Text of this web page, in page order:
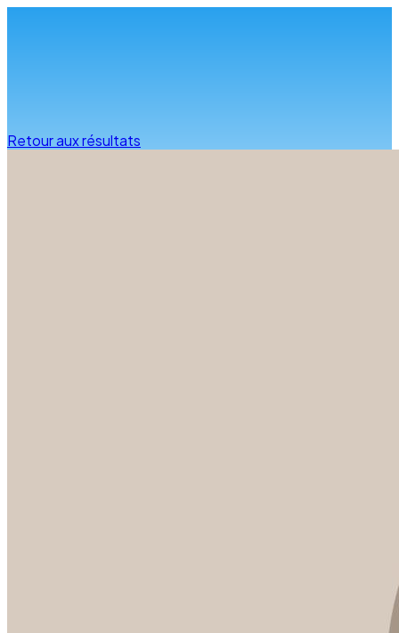
Retour aux résultats